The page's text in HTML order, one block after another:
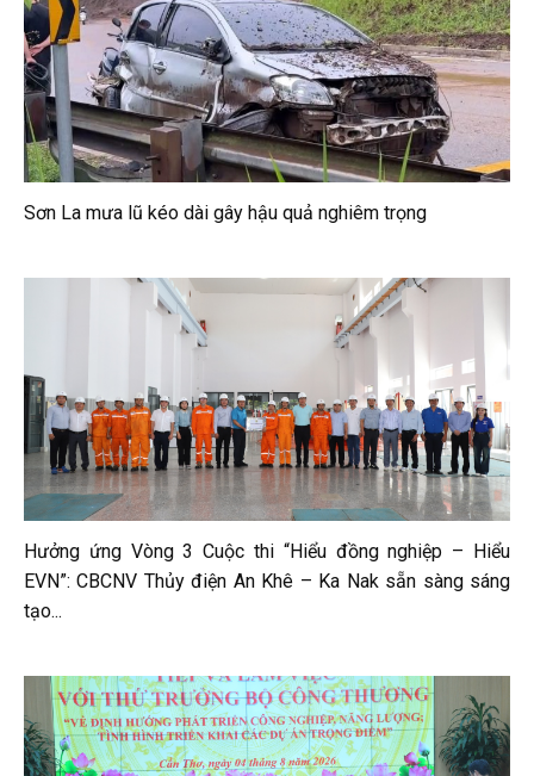
Sơn La mưa lũ kéo dài gây hậu quả nghiêm trọng
Hưởng ứng Vòng 3 Cuộc thi “Hiểu đồng nghiệp – Hiểu
EVN”: CBCNV Thủy điện An Khê – Ka Nak sẵn sàng sáng
tạo...